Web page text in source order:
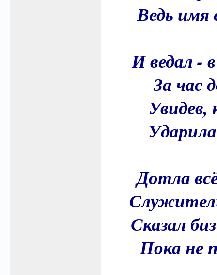
Ведь имя
И ведал -
За час
Увидев,
Дотла
Сказал
Пока не